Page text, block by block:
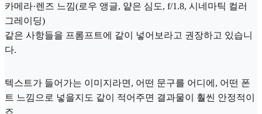
카메라·렌즈 느낌(로우 앵글, 얕은 심도, f/1.8, 시네마틱 컬러
그레이딩)
같은 사항들을 프롬프트에 같이 넣어보라고 권장하고 있습니
다.
텍스트가 들어가는 이미지라면, 어떤 문구를 어디에, 어떤 폰
트 느낌으로 넣을지도 같이 적어주면 결과물이 훨씬 안정적이
죠.